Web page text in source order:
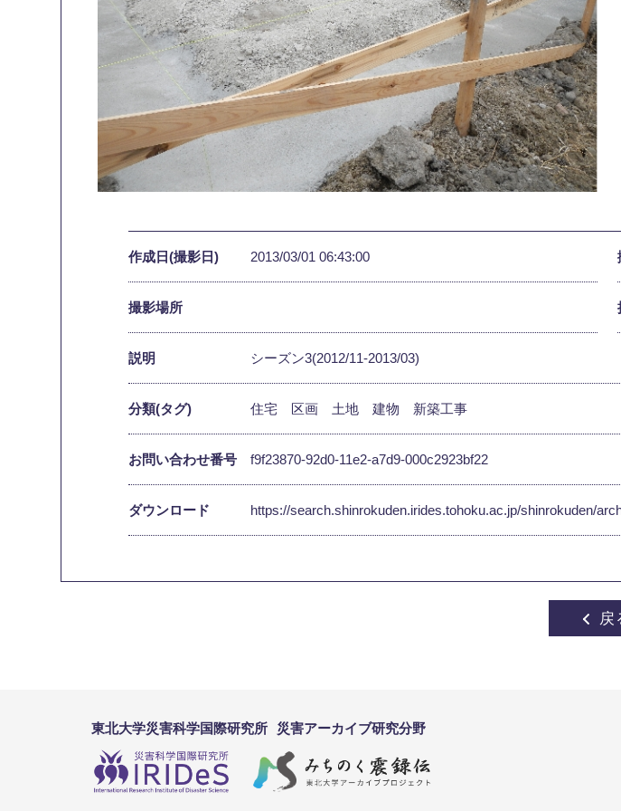
作成日(撮影日) 2013/03/01 06:43:00
撮影場所
説明 シーズン3(2012/11-2013/03)
分類(タグ) 住宅 区画 土地 建物 新築工事
お問い合わせ番号 f9f23870-92d0-11e2-a7d9-000c2923bf22
ダウンロード https://search.shinrokuden.irides.tohoku.ac.jp/shinrokuden/
戻
東北大学災害科学国際研究所 災害アーカイブ研究分野